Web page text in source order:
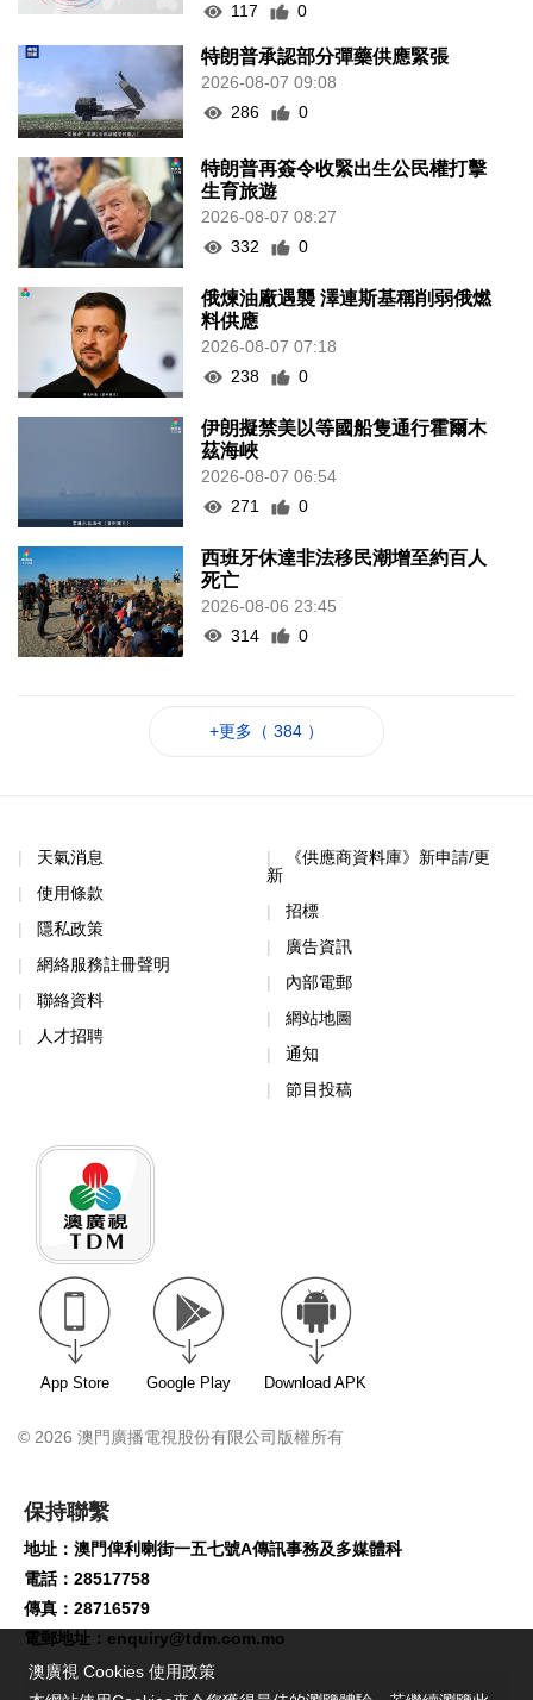
117
0
特朗普承認部分彈藥供應緊張
2026-08-07 09:08
286
0
特朗普再簽令收緊出生公民權打擊
生育旅遊
2026-08-07 08:27
332
0
俄煉油廠遇襲 澤連斯基稱削弱俄燃
料供應
2026-08-07 07:18
238
0
伊朗擬禁美以等國船隻通行霍爾木
茲海峽
2026-08-07 06:54
271
0
西班牙休達非法移民潮增至約百人
死亡
2026-08-06 23:45
314
0
+更多（ 384 ）
天氣消息
使用條款
隱私政策
網絡服務註冊聲明
聯絡資料
人才招聘
《供應商資料庫》新申請/更
新
招標
廣告資訊
內部電郵
網站地圖
通知
節目投稿
App Store Google Play Download APK
© 2026 澳門廣播電視股份有限公司版權所有
保持聯繫
地址：澳門俾利喇街一五七號A傳訊事務及多媒體科
電話：28517758
傳真：28716579
電郵地址： enquiry@tdm.com.mo
澳廣視 Cookies 使用政策